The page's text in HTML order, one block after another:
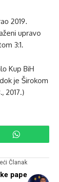
2019.
upravo
3:1.
Kup BiH
je Širokom
2017.)
Članak
pape